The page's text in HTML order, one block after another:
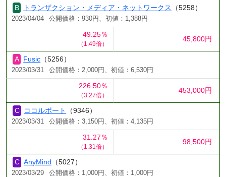
トランザクション・メディア・ネットワークス （5258）
2023/04/04 公開価格：930円、初値：1,388円
49.25％
（1.49倍）
45,800円
Fusic （5256）
2023/03/31 公開価格：2,000円、初値：6,530円
226.50％
（3.27倍）
453,000円
ココルポート （9346）
2023/03/31 公開価格：3,150円、初値：4,135円
31.27％
（1.31倍）
98,500円
AnyMind （5027）
2023/03/29 公開価格：1,000円、初値：1,000円